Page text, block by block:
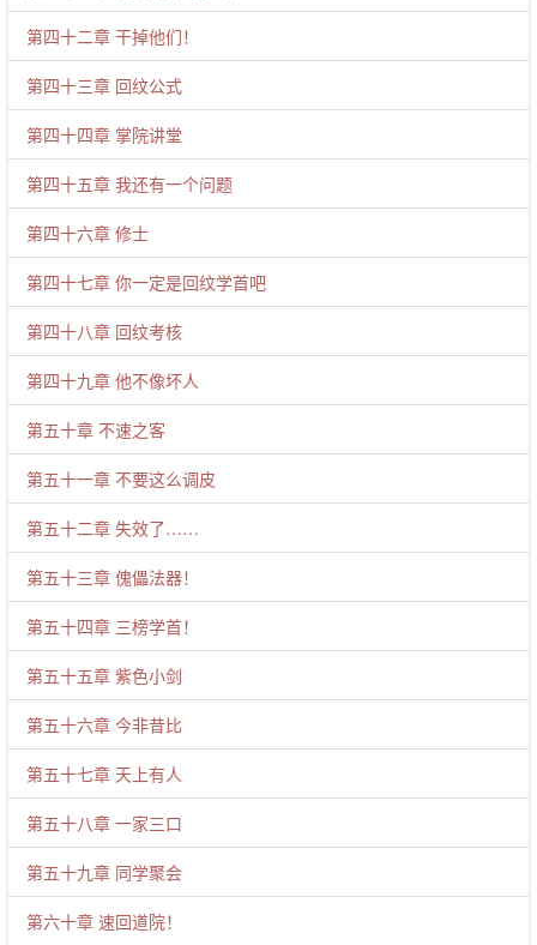
第四十二章 干掉他们！
第四十三章 回纹公式
第四十四章 掌院讲堂
第四十五章 我还有一个问题
第四十六章 修士
第四十七章 你一定是回纹学首吧
第四十八章 回纹考核
第四十九章 他不像坏人
第五十章 不速之客
第五十一章 不要这么调皮
第五十二章 失效了……
第五十三章 傀儡法器！
第五十四章 三榜学首！
第五十五章 紫色小剑
第五十六章 今非昔比
第五十七章 天上有人
第五十八章 一家三口
第五十九章 同学聚会
第六十章 速回道院！